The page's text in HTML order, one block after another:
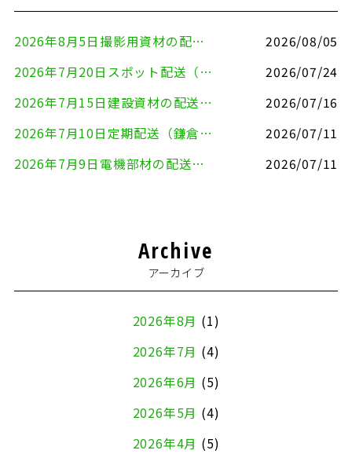
2026年8月5日撮影用資材の配送（鎌倉市⇒港区）
2026/08/05
2026年7月20日スポット配送（横浜市金沢区⇒愛知県豊川市）
2026/07/24
2026年7月15日建設資材の配送（横浜市金沢区⇒横須賀市）
2026/07/16
2026年7月10日定期配送（鎌倉市⇔大田区）
2026/07/11
2026年7月9日電機部材の配送（横浜市戸塚区⇒品川区）
2026/07/11
Archive
アーカイブ
2026年8月 (1)
2026年7月 (4)
2026年6月 (5)
2026年5月 (4)
2026年4月 (5)